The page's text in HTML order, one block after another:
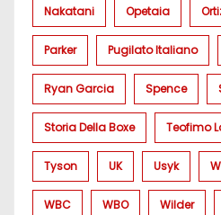
Nakatani Opetaia
Parker Pugilato Italiano
Ryan Garcia Spence
Storia Della Boxe Teofimo
Tyson UK Usyk
WBC WBO Wilder